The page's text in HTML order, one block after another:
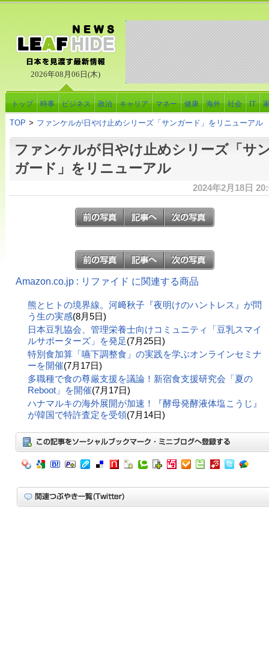
2026年08月06日(木)
トップ 時事 ビジネス 政治 キャリア マネー 健康 海外 社会 IT
TOP > ファンケルが日やけ止めシリーズ「サンガード」をリニューアル
ファンケルが日やけ止めシリーズ「サ
ガード」をリニューアル
2024年2月18日
Amazon.co.jp : リファイド に関連する商品
熊とヒトの境界線。河﨑秋子『夜明けのハントレス』が問
う生の実感(8月5日)
日本豆乳協会、管理栄養士向けコミュニティ「豆乳スマイ
ルサポーターズ」を発足(7月25日)
特別食加算「嚥下調整食」の実践を学ぶオンラインセミナ
ーを開催(7月17日)
多職種で食の尊厳支援を議論！新宿食支援研究会「夏の
Reboot」を開催(7月17日)
ハナマルキの海外展開が加速！『酵母発酵液体塩こうじ』
が韓国で特許査定を受領(7月14日)